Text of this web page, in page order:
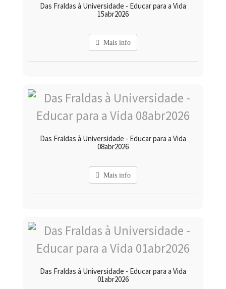
Das Fraldas à Universidade - Educar para a Vida
15abr2026
Mais info
Das Fraldas à Universidade - Educar para a Vida
08abr2026
Mais info
Das Fraldas à Universidade - Educar para a Vida
01abr2026